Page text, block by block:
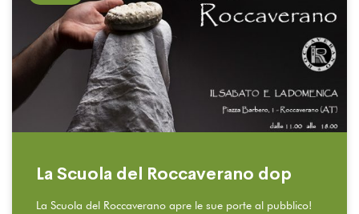
La Scuola del Roccaverano dop
La Scuola del Roccaverano apre le sue porte al pubblico!